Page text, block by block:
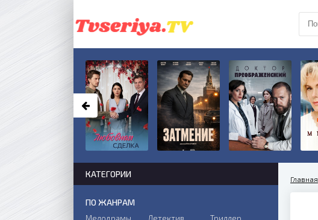
Главная
КАТЕГОРИИ
ПО ЖАНРАМ